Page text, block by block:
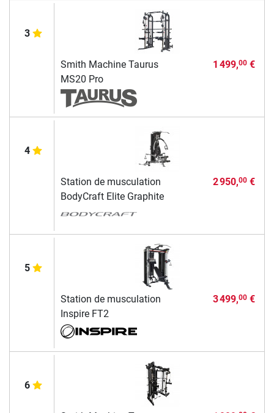
3
Smith Machine Taurus
MS20 Pro
1 499,00€
4
Station de musculation
BodyCraft Elite Graphite
2 950,00€
5
Station de musculation
Inspire FT2
3 499,00€
6